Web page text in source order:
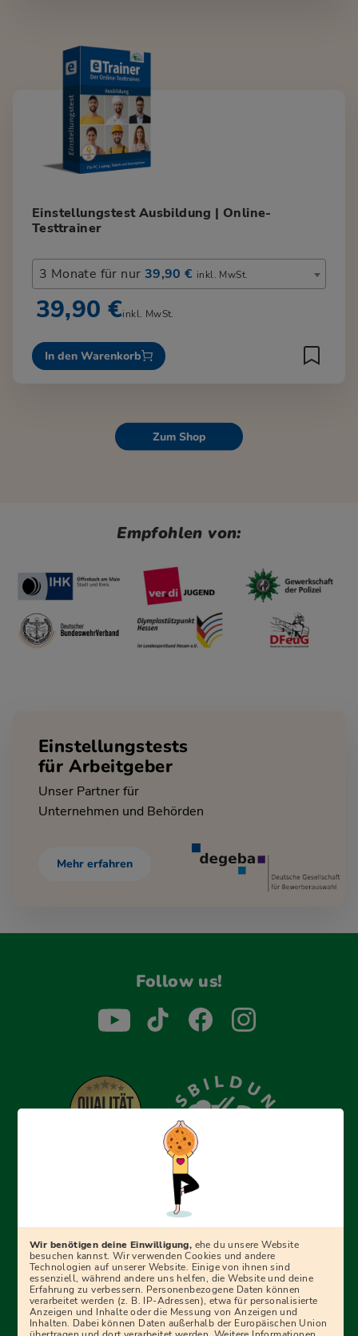
Einstellungstest Ausbildung | Online-
Testtrainer
3 Monate für nur 39,90 € inkl. MwSt.
39,90 €inkl. MwSt.
In den Warenkorb
Zum Shop
Empfohlen von:
Einstellungstests
für Arbeitgeber
Unser Partner für
Unternehmen und Behörden
Mehr erfahren
Follow us!
Erfolgreich bewerben mit Ausbildungspark: Wir
begleiten dich Schritt für Schritt bei deinem Start in den
Ratgebern und Prüfungspaketen, interaktiven
Videokursen und vielem mehr. Für alle, die was werden
wollen!
Wir benötigen deine Einwilligung, ehe du unsere Website
besuchen kannst. Wir verwenden Cookies und andere
Technologien auf unserer Website. Einige von ihnen sind
essenziell, während andere uns helfen, die Website und deine
Erfahrung zu verbessern. Personenbezogene Daten können
verarbeitet werden (z. B. IP-Adressen), etwa für personalisierte
Anzeigen und Inhalte oder die Messung von Anzeigen und
Inhalten. Dabei können Daten außerhalb der Europäischen Union